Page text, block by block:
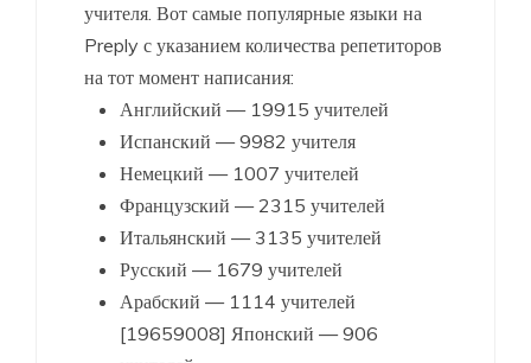
учителя. Вот самые популярные языки на
Preply с указанием количества репетиторов
на тот момент написания:
Английский — 19915 учителей
Испанский — 9982 учителя
Немецкий — 1007 учителей
Французский — 2315 учителей
Итальянский — 3135 учителей
Русский — 1679 учителей
Арабский — 1114 учителей
[19659008] Японский — 906